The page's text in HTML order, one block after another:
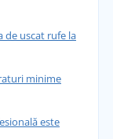
de uscat rufe la
minime
este